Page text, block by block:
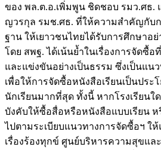
ของ พล.ต.อ.เพิ่มพูน ชิดชอบ รมว.ศธ.
ญวรกุล รมช.ศธ. ที่ให้ความสำคัญกับ
ฐาน ให้เยาวชนไทยได้รับการศึกษาอย่
โดย สพฐ. ได้เน้นย้ำในเรื่องการจัดซื้อ
และแข่งขันอย่างเป็นธรรม ซึ่งเป็นแน
เพื่อให้การจัดซื้อหนังสือเรียนเป็นปร
นักเรียนมากที่สุด ทั้งนี้ หากโรงเรียน
บังคับให้ซื้อสื่อหรือหนังสือแบบเรียน
ไปตามระเบียบแนวทางการจัดซื้อฯ ใ
เรื่องร้องทุกข์ ศูนย์บริหารความสุขแล